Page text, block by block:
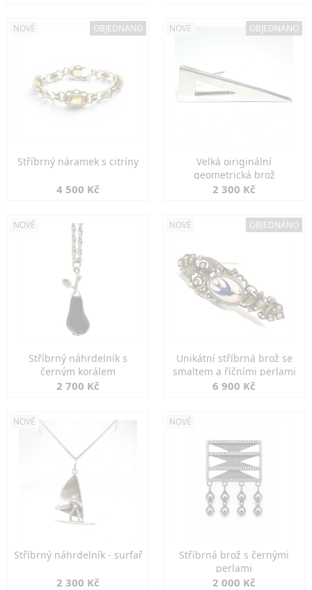
NOVÉ OBJEDNÁNO
Stříbrný náramek s citríny
4 500 Kč
NOVÉ OBJEDNÁNO
Velká oiriginální
geometrická brož
2 300 Kč
NOVÉ
Stříbrný náhrdelník s
černým korálem
2 700 Kč
NOVÉ OBJEDNÁNO
Unikátní stříbrná brož se
smaltem a říčními perlami
6 900 Kč
NOVÉ
Stříbrný náhrdelník - surfař
2 300 Kč
NOVÉ
Stříbrná brož s černými
perlami
2 000 Kč